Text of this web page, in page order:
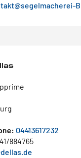
04413617232
884765